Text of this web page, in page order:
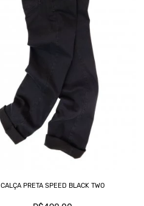
CALÇA PRETA SPEED BLACK TWO